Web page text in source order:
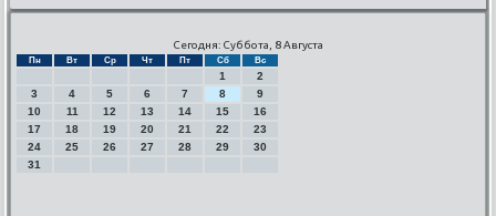
Сегодня: Суббота, 8 Августа
Пн Вт Ср Чт Пт Сб Вс
1
2
3
4 5 6 7 8
9
10
11 12 13 14 15
16
17
18 19 20 21 22
23
24
25 26 27 28 29
30
31